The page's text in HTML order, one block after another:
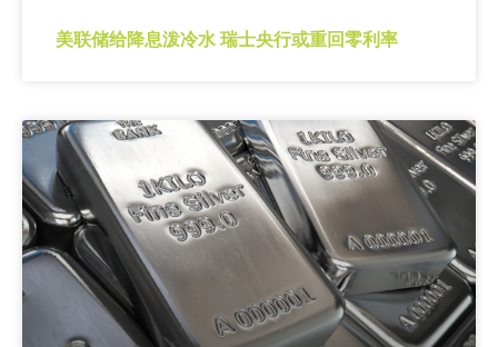
美联储给降息泼冷水 瑞士央行或重回零利率